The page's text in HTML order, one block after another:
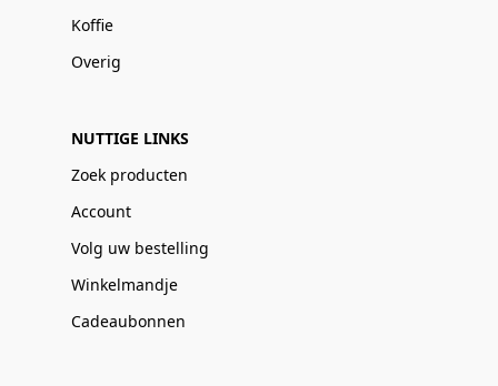
Koffie
Overig
NUTTIGE LINKS
Zoek producten
Account
Volg uw bestelling
Winkelmandje
Cadeaubonnen